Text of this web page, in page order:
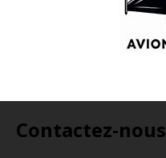
Contactez-nous